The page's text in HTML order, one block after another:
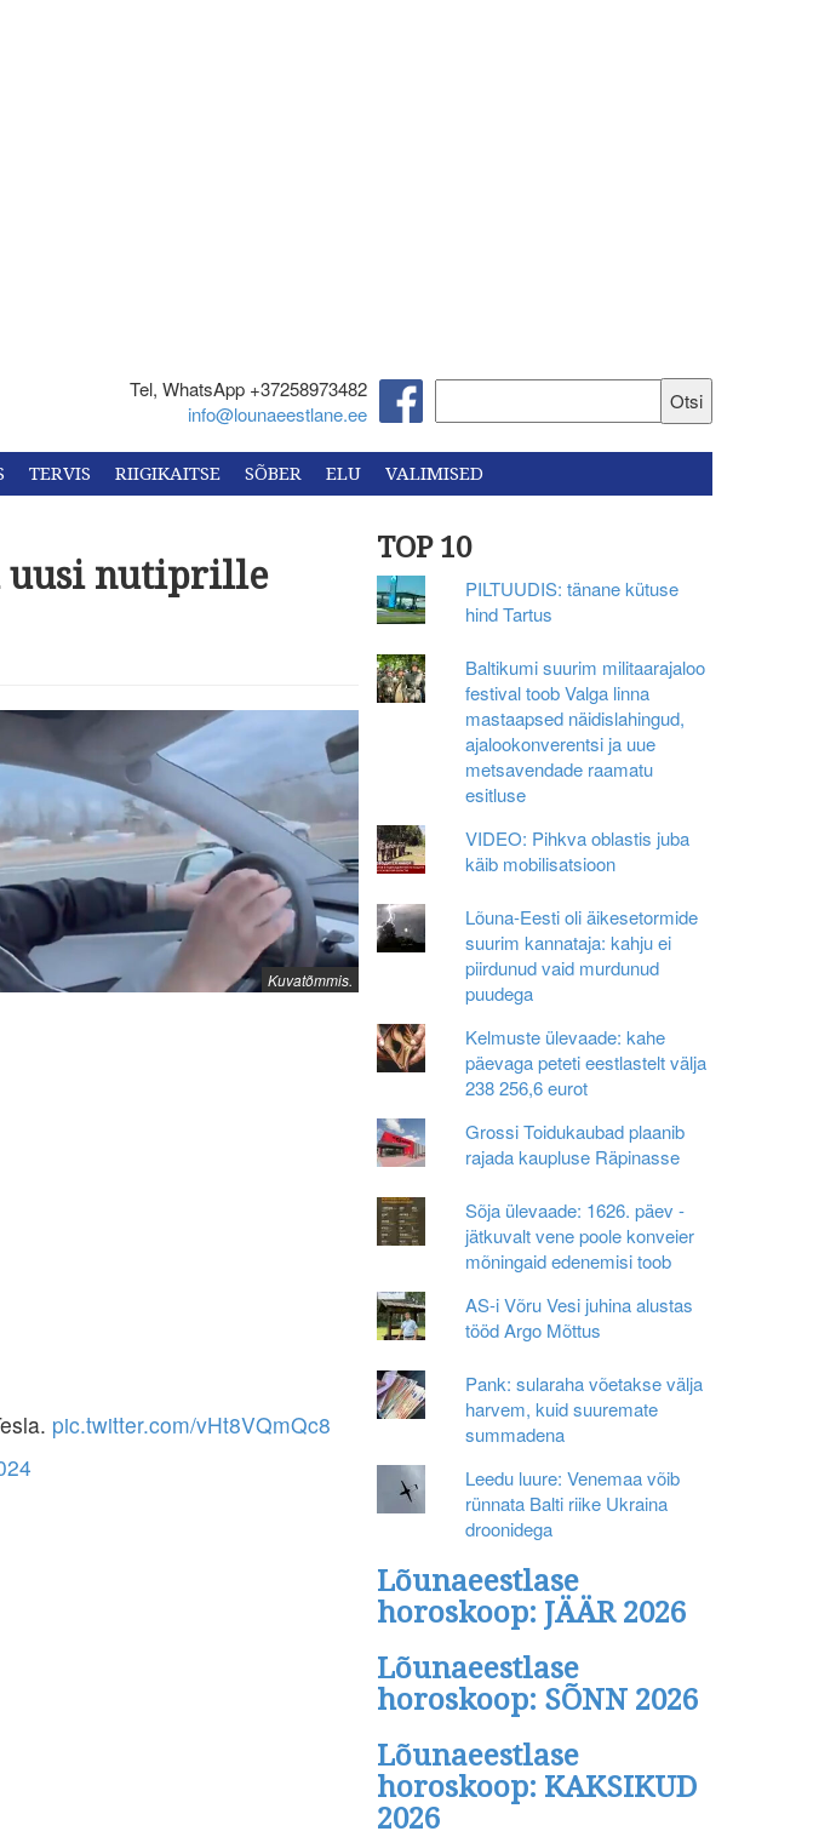
Tel, WhatsApp +37258973482‬
info@lounaeestlane.ee
TERVIS RIIGIKAITSE SÕBER ELU VALIMISED
uusi nutiprille
Kuvatõmmis.
pic.twitter.com/vHt8VQmQc8
TOP 10
PILTUUDIS: tänane kütuse
hind Tartus
Baltikumi suurim militaarajaloo
festival toob Valga linna
mastaapsed näidislahingud,
ajalookonverentsi ja uue
metsavendade raamatu
esitluse
VIDEO: Pihkva oblastis juba
käib mobilisatsioon
Lõuna-Eesti oli äikesetormide
suurim kannataja: kahju ei
piirdunud vaid murdunud
puudega
Kelmuste ülevaade: kahe
päevaga peteti eestlastelt välja
238 256,6 eurot
Grossi Toidukaubad plaanib
rajada kaupluse Räpinasse
Sõja ülevaade: 1626. päev -
jätkuvalt vene poole konveier
mõningaid edenemisi toob
AS-i Võru Vesi juhina alustas
tööd Argo Mõttus
Pank: sularaha võetakse välja
harvem, kuid suuremate
summadena
Leedu luure: Venemaa võib
rünnata Balti riike Ukraina
droonidega
Lõunaeestlase
horoskoop: JÄÄR 2026
Lõunaeestlase
horoskoop: SÕNN 2026
Lõunaeestlase
horoskoop: KAKSIKUD
2026